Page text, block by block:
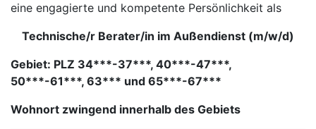
eine engagierte und kompetente Persönlichkeit als
Technische/r Berater/in im Außendienst (m/w/d)
Gebiet: PLZ 34***-37***, 40***-47***,
50***-61***, 63*** und 65***-67***
Wohnort zwingend innerhalb des Gebiets